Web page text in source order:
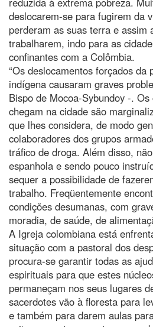
deslocarem-se para fugirem da
perderam as suas terra e assim
trabalharem, indo para as
confinantes com a Colômbia.
“Os deslocamentos forçados da
indígena causaram graves
Bispo de Mocoa-Sybundoy -.
chegam na cidade são
que lhes considera, de modo
colaboradores dos grupos
tráfico de droga. Além disso,
espanhola e sendo pouco
sequer a possibilidade de
trabalho. Freqüentemente
condições desumanas, com
moradia, de saúde, de
A Igreja colombiana está
situação com a pastoral dos
procura-se garantir todas as
espirituais para que estes
permaneçam nos seus lugares
sacerdotes vão à floresta para
e também para darem aulas